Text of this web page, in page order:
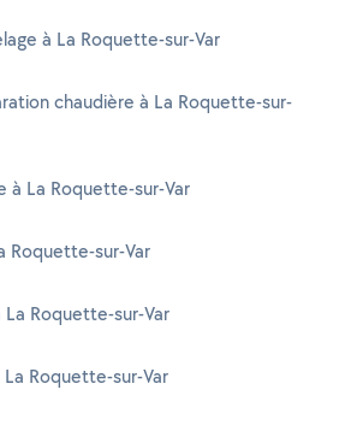
à La Roquette-sur-Var
chaudière à La Roquette-sur-
à La Roquette-sur-Var
Roquette-sur-Var
Roquette-sur-Var
La Roquette-sur-Var